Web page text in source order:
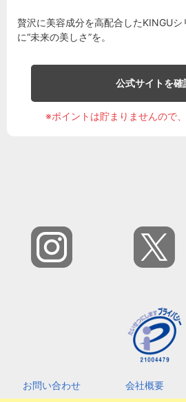
贅沢に美容成分を高配合したKINGU
に“未来の美しさ”を。
公式サイトを確
※ポイントは貯まりませんので、
お問い合わせ 会社概要